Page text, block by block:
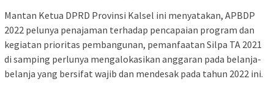
Mantan Ketua DPRD Provinsi Kalsel ini menyatakan, APBDP
2022 pelunya penajaman terhadap pencapaian program dan
kegiatan prioritas pembangunan, pemanfaatan Silpa TA 2021
di samping perlunya mengalokasikan anggaran pada belanja-
belanja yang bersifat wajib dan mendesak pada tahun 2022 ini.